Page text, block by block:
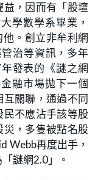
，因而有「股壇
學數學系畢業，
。創立非牟利網
治等資訊，多年
發表的《謎之網
融市場拋下一個
互關聯，通過不同
民不應沾手該等股
，多隻被點名股
Webb再度出手，
謎網2.0」。